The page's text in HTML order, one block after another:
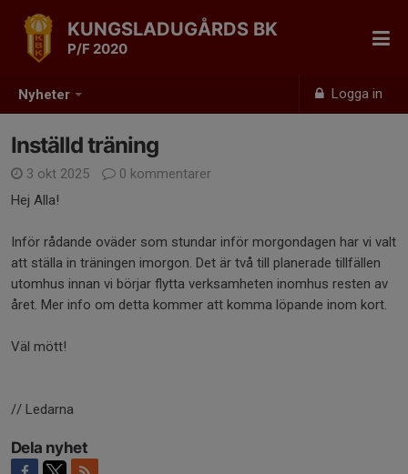
Nyheter Logga in
KUNGSLADUGÅRDS BK
P/F 2020
Inställd träning
3 okt 2025
0 kommentarer
Hej Alla!
Inför rådande oväder som stundar inför morgondagen har vi valt
att ställa in träningen imorgon. Det är två till planerade tillfällen
utomhus innan vi börjar flytta verksamheten inomhus resten av
året. Mer info om detta kommer att komma löpande inom kort.
Väl mött!
// Ledarna
Dela nyhet